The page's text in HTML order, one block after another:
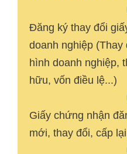
Đăng ký thay đổi
doanh nghiệp (Thay
hình doanh nghiệp,
hữu, vốn điều lệ...)
Giấy chứng nhận
mới, thay đổi, cấp